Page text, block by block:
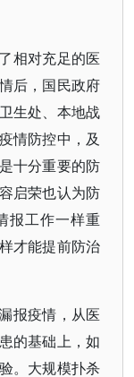
相对充足的医
后，国民政府
生处、本地战
情防控中，及
十分重要的防
启荣也认为防
报工作一样重
才能提前防治
报疫情，从医
的基础上，如
。大规模扑杀